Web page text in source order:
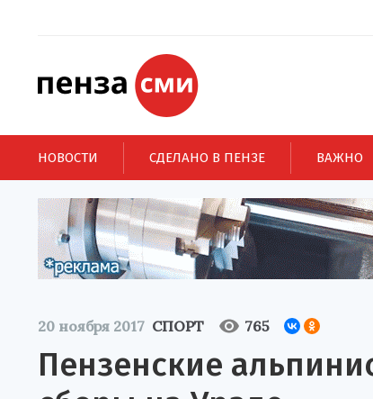
НОВОСТИ СДЕЛАНО В ПЕНЗЕ ВАЖНО
20 ноября 2017 СПОРТ 765
Пензенские